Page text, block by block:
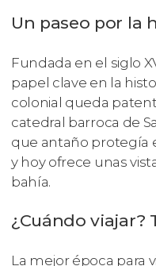
Un paseo por la
Fundada en el siglo
papel clave en la
colonial queda
catedral barroca de
que antaño protegía
y hoy ofrece unas
bahía.
¿Cuándo viajar?
La mejor época para